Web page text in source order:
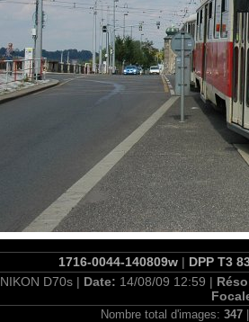
1716-0044-140809w | DPP T3
NIKON D70s | Date: 14/08/09 12:59 |
Nombre total d'images: 347|